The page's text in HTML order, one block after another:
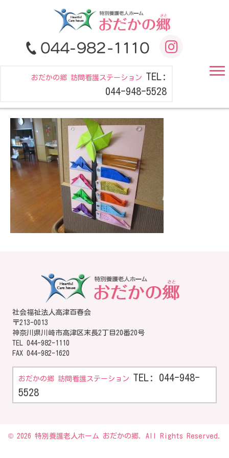
おだかの郷 訪問看護ステーション TEL:
044-948-5528
社会福祉法人高津百春会
〒213-0013
神奈川県川崎市高津区末長2丁目20番20号
TEL 044-982-1110
FAX 044-982-1620
おだかの郷 訪問看護ステーション TEL: 044-948-
5528
© 2026 特別養護老人ホーム おだかの郷. All Rights Reserved.